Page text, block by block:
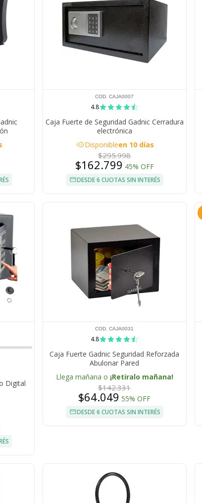
COD. CAJA0007
4.8
Caja Fuerte de Seguridad Gadnic Cerradura
electrónica
acuteDisponibleen 10 días
$295.998
$162.799 45% OFF
DESDE 6 CUOTAS SIN INTERÉS
Digital
COD. CAJA0031
4.8
Caja Fuerte Gadnic Seguridad Reforzada
Abulonar Pared
Llega mañana o ¡Retiralo mañana!
$142.331
$64.049 55% OFF
DESDE 6 CUOTAS SIN INTERÉS